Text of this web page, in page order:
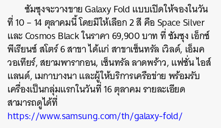
ซัมซุงจะวางขาย Galaxy Fold แบบเปิดให้จองในวัน
ที่ 10 – 14 ตุลาคมนี้ โดยมีให้เลือก 2 สี คือ Space Silver
และ Cosmos Black ในราคา 69,900 บาท ที่ ซัมซุง เอ็กซ์
พีเรียนซ์ สโตร์ 6 สาขา ได้แก่ สาขาเซ็นทรัล เวิลด์, เอ็มค
วอเทียร์, สยามพารากอน, เซ็นทรัล ลาดพร้าว, แฟชั่น ไอส์
แลนด์, เมกาบางนา และผู้ให้บริการเครือข่ายพร้อมรับ
เครื่องเป็นกลุ่มแรกในวันที่ 16 ตุลาคม รายละเอียด
สามารถดูได้ที่
https://www.samsung.com/th/galaxy-fold/